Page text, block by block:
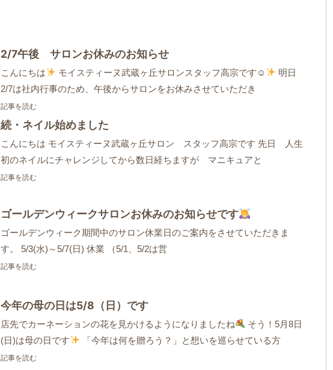
2/7午後 サロンお休みのお知らせ
こんにちは モイスティーヌ武蔵ヶ丘サロンスタッフ高宗です☺
明日
2/7は社内行事のため、午後からサロンをお休みさせていただき
記事を読む
続・ネイル始めました
こんにちは モイスティーヌ武蔵ヶ丘サロン スタッフ高宗です 先日 人生
初のネイルにチャレンジしてから数日経ちますが マニキュアと
記事を読む
ゴールデンウィークサロンお休みのお知らせです
ゴールデンウィーク期間中のサロン休業日のご案内をさせていただきま
す。 5/3(水)～5/7(日) 休業 （5/1、5/2は営
記事を読む
今年の母の日は5/8（日）です
店先でカーネーションの花を見かけるようになりましたね
そう！5月8日
(日)は母の日です
「今年は何を贈ろう？」と想いを巡らせている方
記事を読む